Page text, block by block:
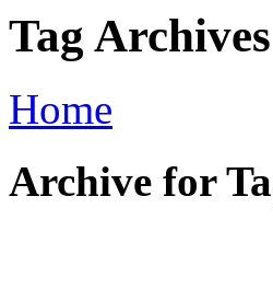
Tag
Home
Archive for